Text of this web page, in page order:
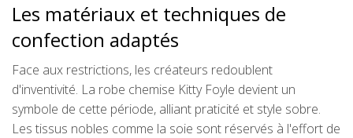
Les matériaux et techniques de
confection adaptés
Face aux restrictions, les créateurs redoublent
d'inventivité. La robe chemise Kitty Foyle devient un
symbole de cette période, alliant praticité et style sobre.
Les tissus nobles comme la soie sont réservés à l'effort de